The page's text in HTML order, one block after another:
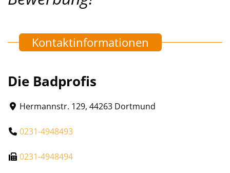
Kontaktinformationen
Die Badprofis
Hermannstr. 129, 44263 Dortmund
0231-4948493
0231-4948494